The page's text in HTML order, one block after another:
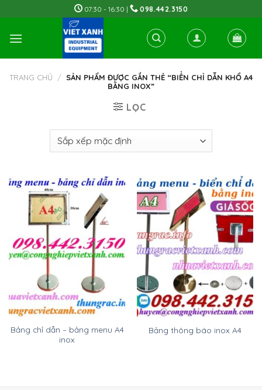
to
content
07:30 - 16:30 | 098.442.3150
TRANG CHỦ / SẢN PHẨM ĐƯỢC GẮN THẺ “BIỂN CHỈ DẪN KHỔ A4
BẰNG INOX”
LỌC
Bảng chỉ dẫn – bảng menu A4
inox
Bảng thông báo inox A4